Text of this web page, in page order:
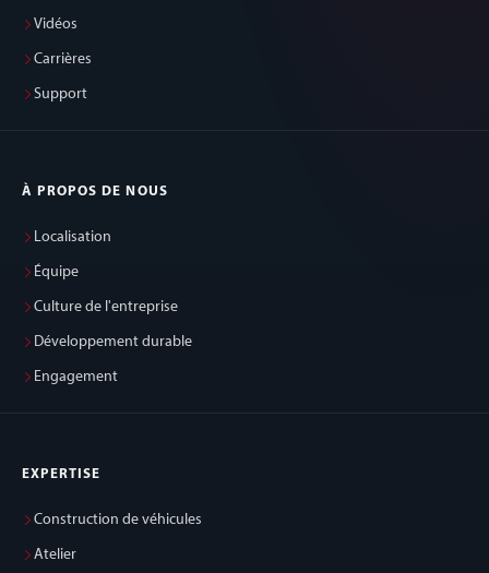
Vidéos
Carrières
Support
À PROPOS DE NOUS
Localisation
Équipe
Culture de l'entreprise
Développement durable
Engagement
EXPERTISE
Construction de véhicules
Atelier